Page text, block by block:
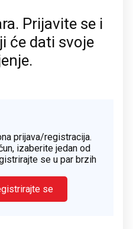
Prijavite se i
će dati svoje
prijava/registracija.
izaberite jedan od
se u par brzih
se